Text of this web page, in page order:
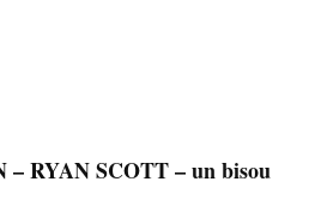
RYAN SCOTT – un bisou